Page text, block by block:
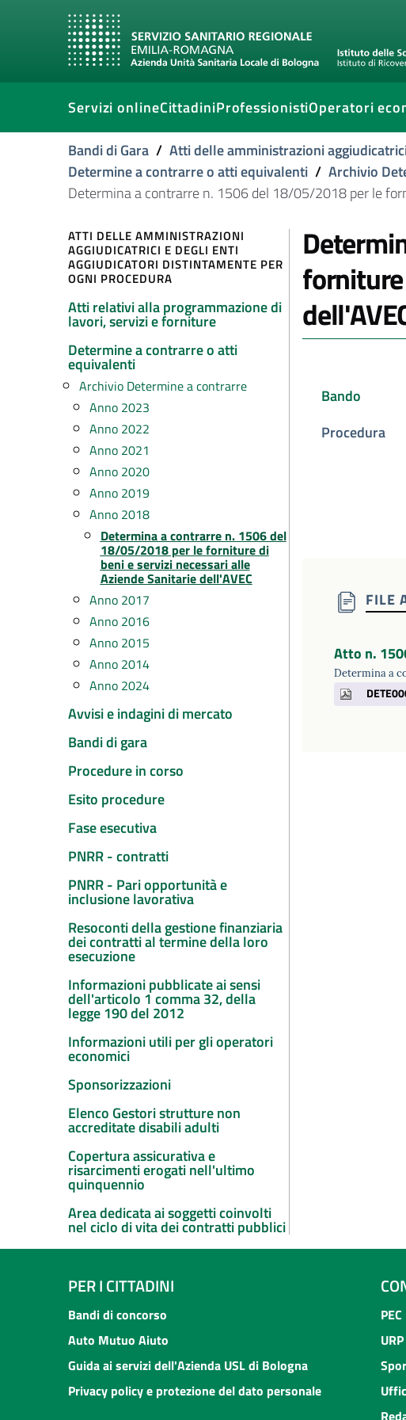
Servizi onlineCittadiniProfessionistiOperatori
Bandi di Gara / Atti delle amministrazioni
Determine a contrarre o atti equivalenti / Archivio
Determina a contrarre n. 1506 del 18/05/2018 per le
ATTI DELLE AMMINISTRAZIONI
AGGIUDICATRICI E DEGLI ENTI
AGGIUDICATORI DISTINTAMENTE PER
OGNI PROCEDURA
Atti relativi alla programmazione di
lavori, servizi e forniture
Determine a contrarre o atti
equivalenti
Archivio Determine a contrarre
Anno 2023
Anno 2022
Anno 2021
Anno 2020
Anno 2019
Anno 2018
Determina a contrarre n. 1506 del
18/05/2018 per le forniture di
beni e servizi necessari alle
Aziende Sanitarie dell'AVEC
Anno 2017
Anno 2016
Anno 2015
Anno 2014
Anno 2024
Avvisi e indagini di mercato
Bandi di gara
Procedure in corso
Esito procedure
Fase esecutiva
PNRR - contratti
PNRR - Pari opportunità e
inclusione lavorativa
Resoconti della gestione finanziaria
dei contratti al termine della loro
esecuzione
Informazioni pubblicate ai sensi
dell'articolo 1 comma 32, della
legge 190 del 2012
Informazioni utili per gli operatori
economici
Sponsorizzazioni
Elenco Gestori strutture non
accreditate disabili adulti
Copertura assicurativa e
risarcimenti erogati nell'ultimo
quinquennio
Area dedicata ai soggetti coinvolti
nel ciclo di vita dei contratti pubblici
forniture
Bando
Procedura
FILE
Atto n.
Determina a
PER I CITTADINI
Bandi di concorso
Auto Mutuo Aiuto
Guida ai servizi dell'Azienda USL di Bologna
Privacy policy e protezione del dato personale
PEC
URP